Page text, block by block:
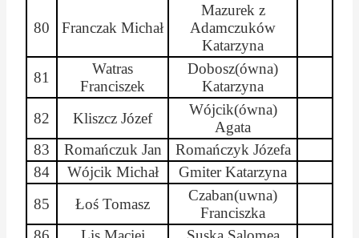
80 Franczak Michał
Mazurek z
Adamczuków
Katarzyna
81
Watras
Franciszek
Dobosz(ówna)
Katarzyna
82
Kliszcz Józef
Wójcik(ówna)
Agata
83
Romańczuk Jan
Romańczyk Józefa
84
Wójcik Michał GmiterKatarzyna
85
Łoś Tomasz
Czaban(uwna)
Franciszka